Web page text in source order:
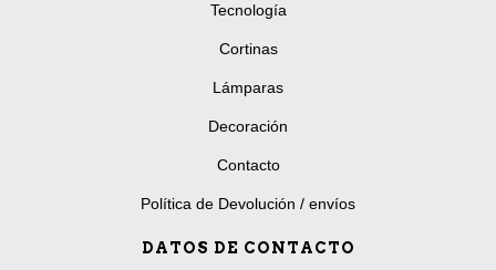
Tecnología
Cortinas
Lámparas
Decoración
Contacto
Política de Devolución / envíos
DATOS DE CONTACTO